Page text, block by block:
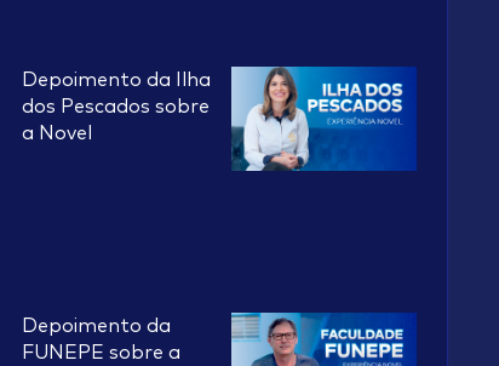
Depoimento da Ilha
dos Pescados sobre
a Novel
Depoimento da
FUNEPE sobre a